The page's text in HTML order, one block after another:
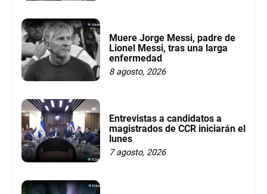
Muere Jorge Messi, padre de
Lionel Messi, tras una larga
enfermedad
8 agosto, 2026
Entrevistas a candidatos a
magistrados de CCR iniciarán el
lunes
7 agosto, 2026